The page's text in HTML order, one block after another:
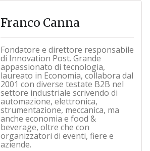
Franco Canna
Fondatore e direttore responsabile
di Innovation Post. Grande
appassionato di tecnologia,
laureato in Economia, collabora dal
2001 con diverse testate B2B nel
settore industriale scrivendo di
automazione, elettronica,
strumentazione, meccanica, ma
anche economia e food &
beverage, oltre che con
organizzatori di eventi, fiere e
aziende.